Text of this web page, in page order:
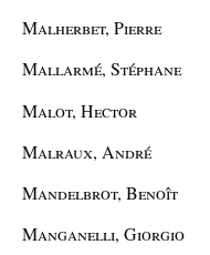
Malherbet, Pierre
Mallarmé, Stéphane
Malot, Hector
Malraux, André
Mandelbrot, Benoît
Manganelli, Giorgio